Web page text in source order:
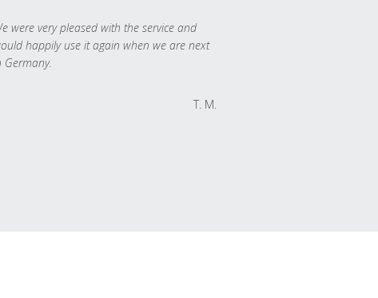
were very pleased with the service and
happily use it again when we are next
Germany.
T. M.